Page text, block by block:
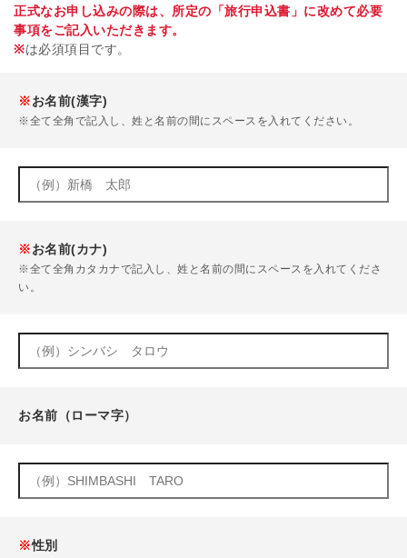
正式なお申し込みの際は、所定の「旅行申込書」に改めて必要
事項をご記入いただきます。
※は必須項目です。
※お名前(漢字)
※全て全角で記入し、姓と名前の間にスペースを入れてください。
※お名前(カナ)
※全て全角カタカナで記入し、姓と名前の間にスペースを入れてくださ
い。
お名前（ローマ字）
※性別